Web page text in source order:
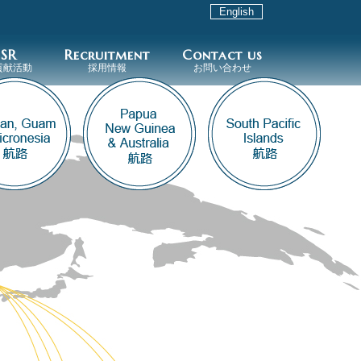
English
献活動
国際音楽祭
Recruitment
採用情報
最新ニュース
新卒採用
中途採用
Contact us
お問い合わせ